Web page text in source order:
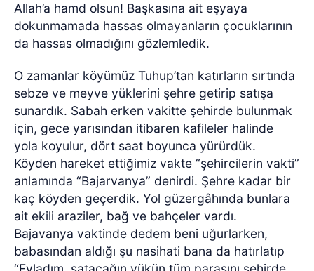
Allah’a hamd olsun! Başkasına ait eşyaya
dokunmamada hassas olmayanların çocuklarının
da hassas olmadığını gözlemledik.
O zamanlar köyümüz Tuhup’tan katırların sırtında
sebze ve meyve yüklerini şehre getirip satışa
sunardık. Sabah erken vakitte şehirde bulunmak
için, gece yarısından itibaren kafileler halinde
yola koyulur, dört saat boyunca yürürdük.
Köyden hareket ettiğimiz vakte “şehircilerin vakti”
anlamında “Bajarvanya” denirdi. Şehre kadar bir
kaç köyden geçerdik. Yol güzergâhında bunlara
ait ekili araziler, bağ ve bahçeler vardı.
Bajavanya vaktinde dedem beni uğurlarken,
babasından aldığı şu nasihati bana da hatırlatıp